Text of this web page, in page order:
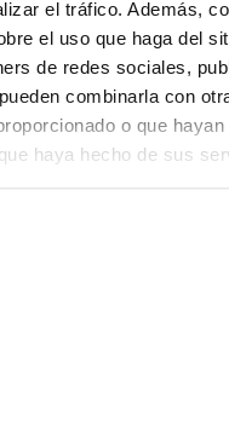
el tráfico. Además,
el uso que haga del
de redes sociales,
combinarla con
o que
haya hecho de sus
Are Self-similar:
of the H I-to-Halo
Disks
scaling relations in galaxies
dark matter global